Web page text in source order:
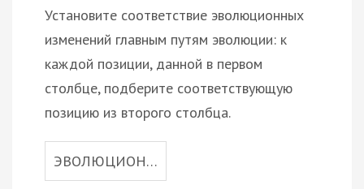
Установите соответствие эволюционных
изменений главным путям эволюции: к
каждой позиции, данной в первом
столбце, подберите соответствующую
позицию из второго столбца.
ЭВОЛЮЦИОН…